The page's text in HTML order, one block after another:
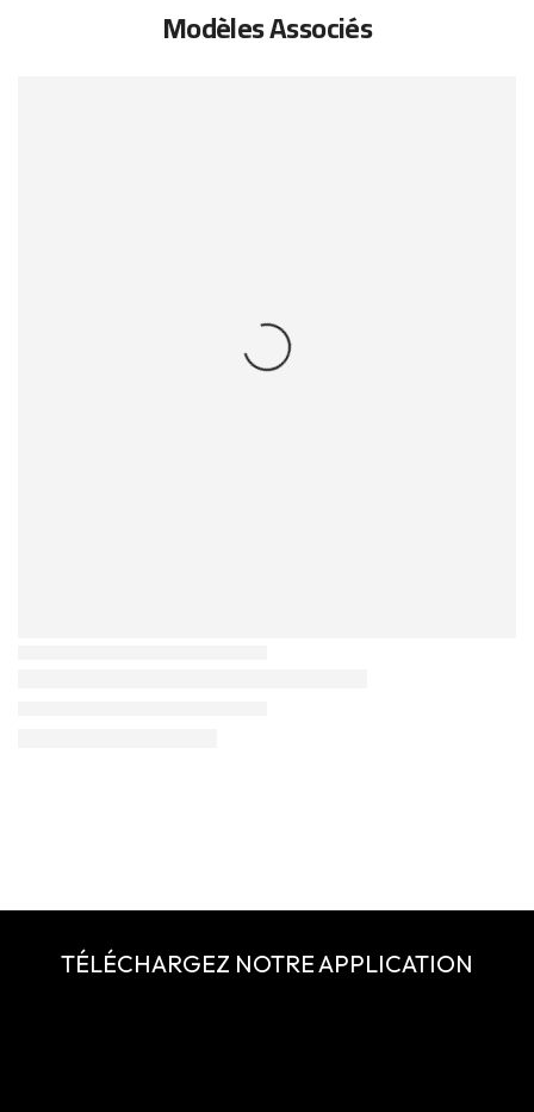
Modèles Associés
TÉLÉCHARGEZ NOTRE APPLICATION